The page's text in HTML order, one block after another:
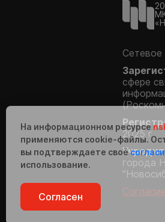
Сетевое
сфере
2025 г.
города
На информационном ресурсе
применяются cookie-файлы.
вы подтверждаете своё
использование.
Согласен